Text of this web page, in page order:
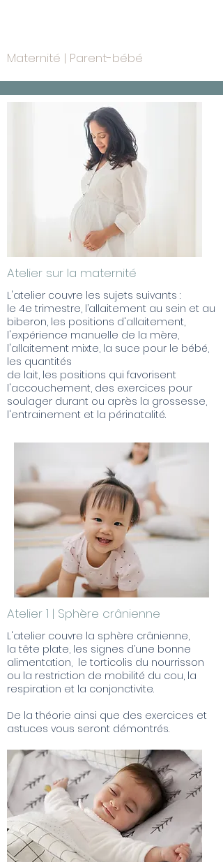
Maternité | Parent-bébé
Atelier sur la maternité
L'atelier couvre les sujets suivants :
le 4e trimestre, l’allaitement au sein et au
biberon, les positions d'allaitement,
l'expérience manuelle de la mère,
l'allaitement mixte, la suce pour le bébé,
les quantités
de lait, les positions qui favorisent
l'accouchement, des exercices pour
soulager durant ou après la grossesse,
l'entrainement et la périnatalité.
Atelier 1 | Sphère crânienne
L'atelier couvre la sphère crânienne,
la tête plate, les signes d’une bonne
alimentation, le torticolis du nourrisson
ou la restriction de mobilité du cou, la
respiration et la conjonctivite.
De la théorie ainsi que des exercices et
astuces vous seront démontrés.